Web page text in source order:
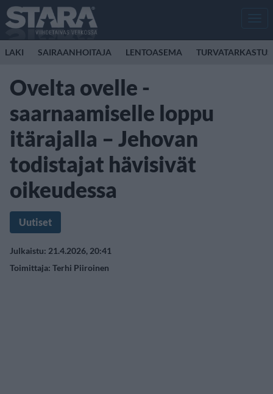
LAKI SAIRAANHOITAJA LENTOASEMA TURVATARKASTUS
Ovelta ovelle -
saarnaamiselle loppu
itärajalla – Jehovan
todistajat hävisivät
oikeudessa
Uutiset
Julkaistu: 21.4.2026, 20:41
Toimittaja: Terhi Piiroinen